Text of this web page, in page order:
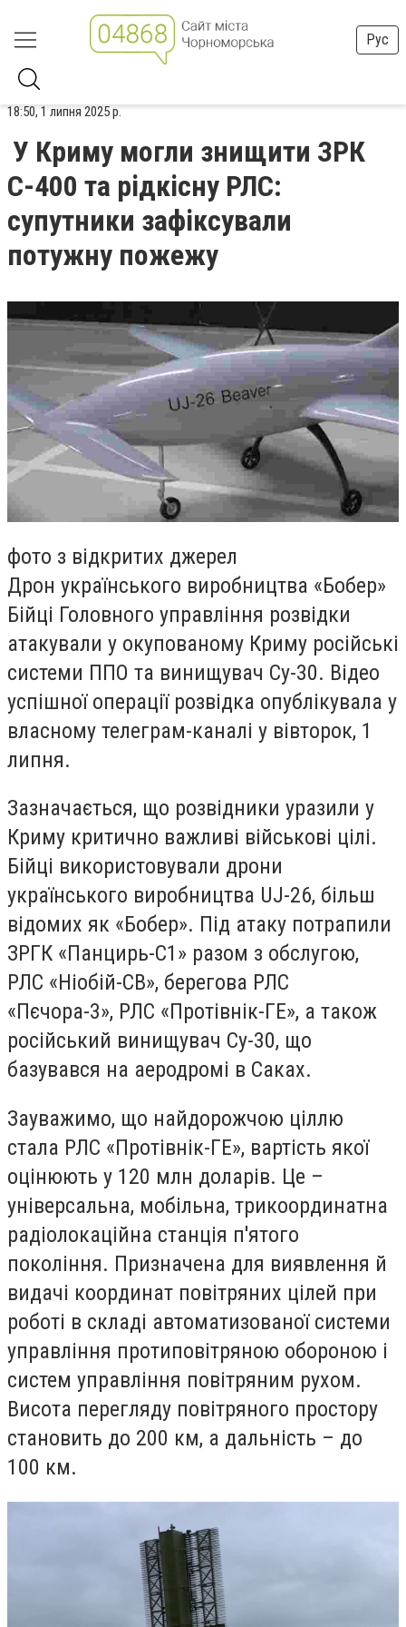
Рус
18:50, 1 липня 2025 р.
У Криму могли знищити ЗРК
С-400 та рідкісну РЛС:
супутники зафіксували
потужну пожежу
фото з відкритих джерел
Дрон українського виробництва «Бобер»
Бійці Головного управління розвідки
атакували у окупованому Криму російські
системи ППО та винищувач Су-30. Відео
успішної операції розвідка опублікувала у
власному телеграм-каналі у вівторок, 1
липня.
Зазначається, що розвідники уразили у
Криму критично важливі військові цілі.
Бійці використовували дрони
українського виробництва UJ-26, більш
відомих як «Бобер». Під атаку потрапили
ЗРГК «Панцирь-С1» разом з обслугою,
РЛС «Ніобій-СВ», берегова РЛС
«Пєчора-3», РЛС «Протівнік-ГЕ», а також
російський винищувач Су-30, що
базувався на аеродромі в Саках.
Зауважимо, що найдорожчою ціллю
стала РЛС «Протівнік-ГЕ», вартість якої
оцінюють у 120 млн доларів. Це –
універсальна, мобільна, трикоординатна
радіолокаційна станція п'ятого
покоління. Призначена для виявлення й
видачі координат повітряних цілей при
роботі в складі автоматизованої системи
управління протиповітряною обороною і
систем управління повітряним рухом.
Висота перегляду повітряного простору
становить до 200 км, а дальність – до
100 км.